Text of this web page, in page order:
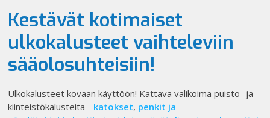
Kestävät kotimaiset
ulkokalusteet vaihteleviin
sääolosuhteisiin!
Ulkokalusteet kovaan käyttöön! Kattava valikoima puisto -ja
kiinteistökalusteita - katokset, penkit ja